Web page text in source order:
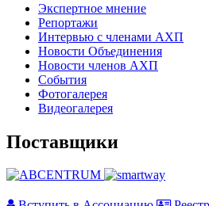
Экспертное мнение
Репортажи
Интервью с членами АХП
Новости Объединения
Новости членов АХП
События
Фотогалерея
Видеогалерея
Поставщики